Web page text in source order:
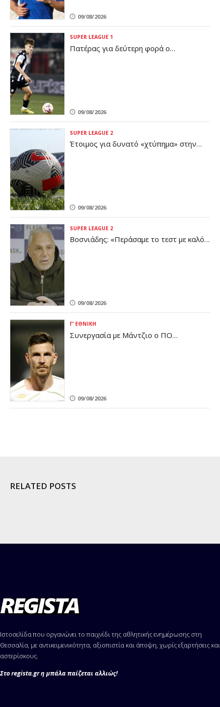
09/08/2026
SUPER LEAGUE 1
Πατέρας για δεύτερη φορά ο
09/08/2026
SUPER LEAGUE 2
Έτοιμος για δυνατό «χτύπημα» στην
09/08/2026
SUPER LEAGUE 2
Βοσνιάδης: «Περάσαμε το τεστ με καλό
09/08/2026
Γ’ ΕΘΝΙΚΉ
Συνεργασία με Μάντζιο ο ΠΟ
09/08/2026
RELATED POSTS
Ιστοσελίδα που οργανώνει το παιχνίδι της αθλητικής ενημέρωσης στη
Θεσσαλία, με αντικειμενικότητα, αξιοπιστία και άποψη, χωρίς εξαρτήσεις και
αστερίσκους.
Στο regista.gr η μπάλα παίζεται αλλιώς!